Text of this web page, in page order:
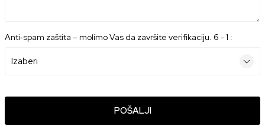
Anti‑spam zaštita – molimo Vas da završite verifikaciju. 6 - 1 :
POŠALJI